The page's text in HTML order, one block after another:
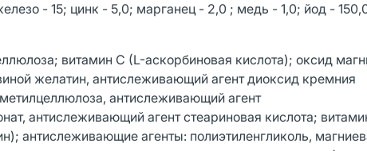
- 15; цинк - 5,0; марганец - 2,0 ; медь - 1,0; йод -
витамин C (L-аскорбиновая кислота); оксид
желатин, антислеживающий агент диоксид кремния
антислеживающий агент
антислеживающий агент стеариновая кислота;
антислеживающие агенты: полиэтиленгликоль,